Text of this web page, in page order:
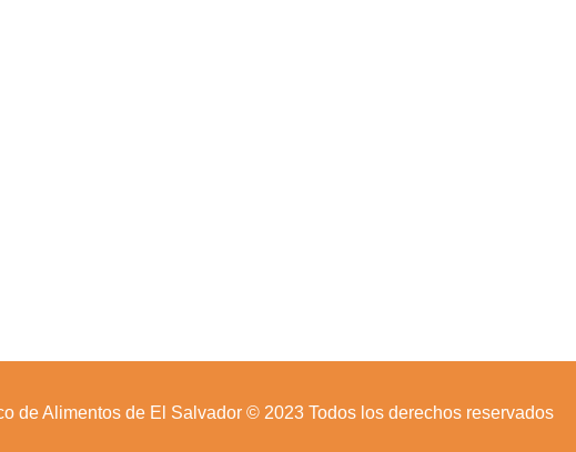
de Alimentos de El Salvador © 2023 Todos los derechos reservados